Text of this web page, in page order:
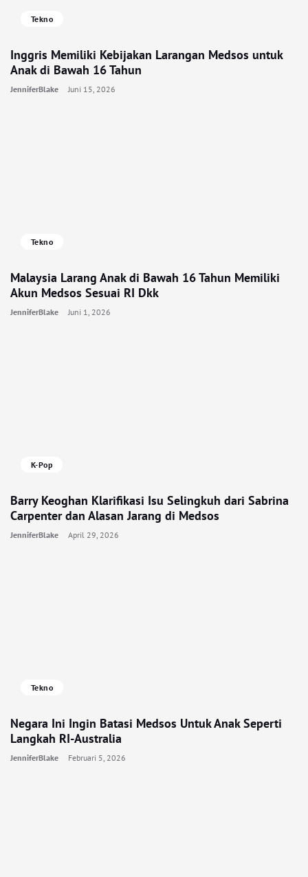
Tekno
Inggris Memiliki Kebijakan Larangan Medsos untuk
Anak di Bawah 16 Tahun
JenniferBlake Juni 15, 2026
Tekno
Malaysia Larang Anak di Bawah 16 Tahun Memiliki
Akun Medsos Sesuai RI Dkk
JenniferBlake Juni 1, 2026
K-Pop
Barry Keoghan Klarifikasi Isu Selingkuh dari Sabrina
Carpenter dan Alasan Jarang di Medsos
JenniferBlake April 29, 2026
Tekno
Negara Ini Ingin Batasi Medsos Untuk Anak Seperti
Langkah RI-Australia
JenniferBlake Februari 5, 2026